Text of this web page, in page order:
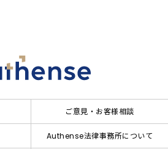
ご意見・お客様相談
Authense法律事務所について